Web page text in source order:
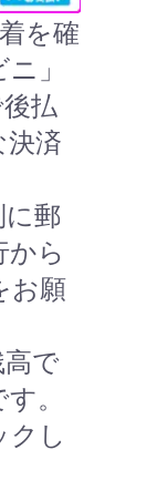
を確
」
払
済
郵
ら
お願
で
。
し